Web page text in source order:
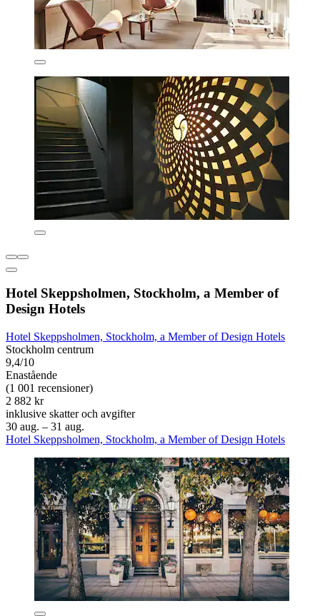
Hotel Skeppsholmen, Stockholm, a Member of
Design Hotels
Hotel Skeppsholmen, Stockholm, a Member of Design Hotels
Stockholm centrum
9,4/10
Enastående
(1 001 recensioner)
2 882 kr
inklusive skatter och avgifter
30 aug. – 31 aug.
Hotel Skeppsholmen, Stockholm, a Member of Design Hotels